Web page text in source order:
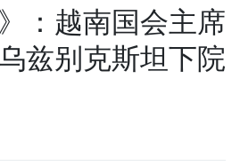
：越南国会主席
兹别克斯坦下院